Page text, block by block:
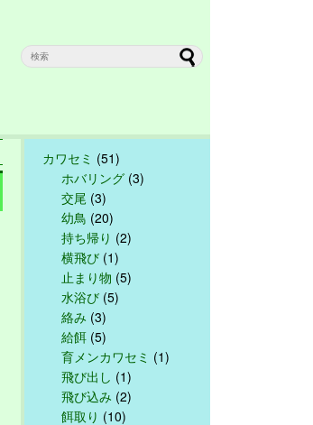
カワセミ (51)
ホバリング (3)
交尾 (3)
幼鳥 (20)
持ち帰り (2)
横飛び (1)
止まり物 (5)
水浴び (5)
絡み (3)
給餌 (5)
育メンカワセミ (1)
飛び出し (1)
飛び込み (2)
餌取り (10)